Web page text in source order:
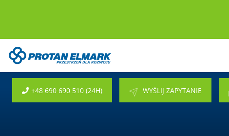
+48 690 690 510 (24H) WYŚLIJ ZAPYTANIE